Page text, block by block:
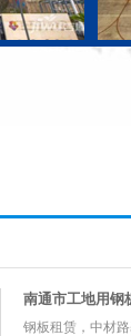
南通市工地用钢
钢板租赁，中材